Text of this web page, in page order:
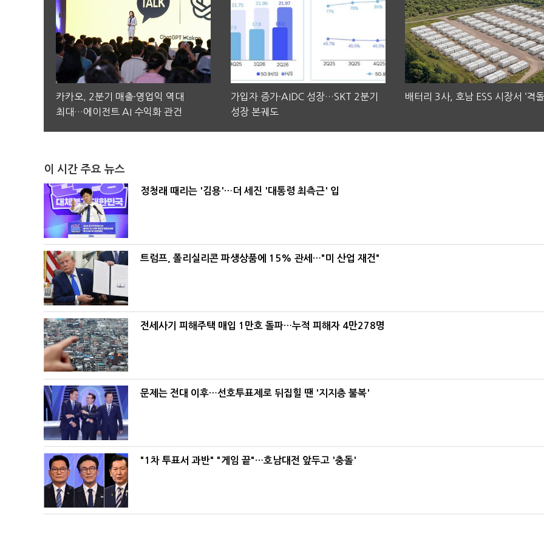
카카오, 2분기 매출·영업익 역대
최대…에이전트 AI 수익화 관건
가입자 증가·AIDC 성장…SKT 2분기
성장 본궤도
배터리 3사, 호남 ESS 시장서 ‘격돌
이 시간 주요 뉴스
정청래 때리는 '김용'…더 세진 '대통령 최측근' 입
트럼프, 폴리실리콘 파생상품에 15% 관세…"미 산업 재건"
전세사기 피해주택 매입 1만호 돌파…누적 피해자 4만278명
문제는 전대 이후…선호투표제로 뒤집힐 땐 '지지층 불복'
"1차 투표서 과반" "게임 끝"…호남대전 앞두고 '충돌'